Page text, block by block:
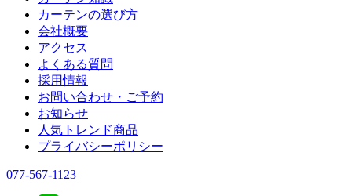
カーテンの選び方
会社概要
アクセス
よくある質問
採用情報
お問い合わせ・ご予約
お知らせ
人気トレンド商品
プライバシーポリシー
077-567-1123